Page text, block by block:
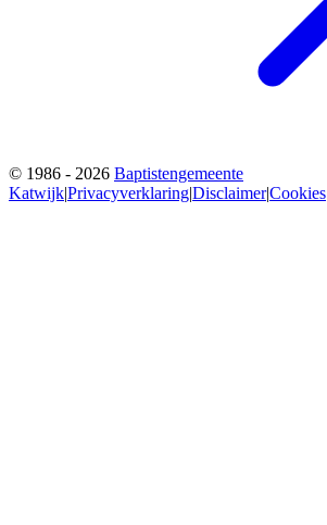
© 1986 - 2026 Baptistengemeente
Katwijk|Privacyverklaring|Disclaimer|Cookies